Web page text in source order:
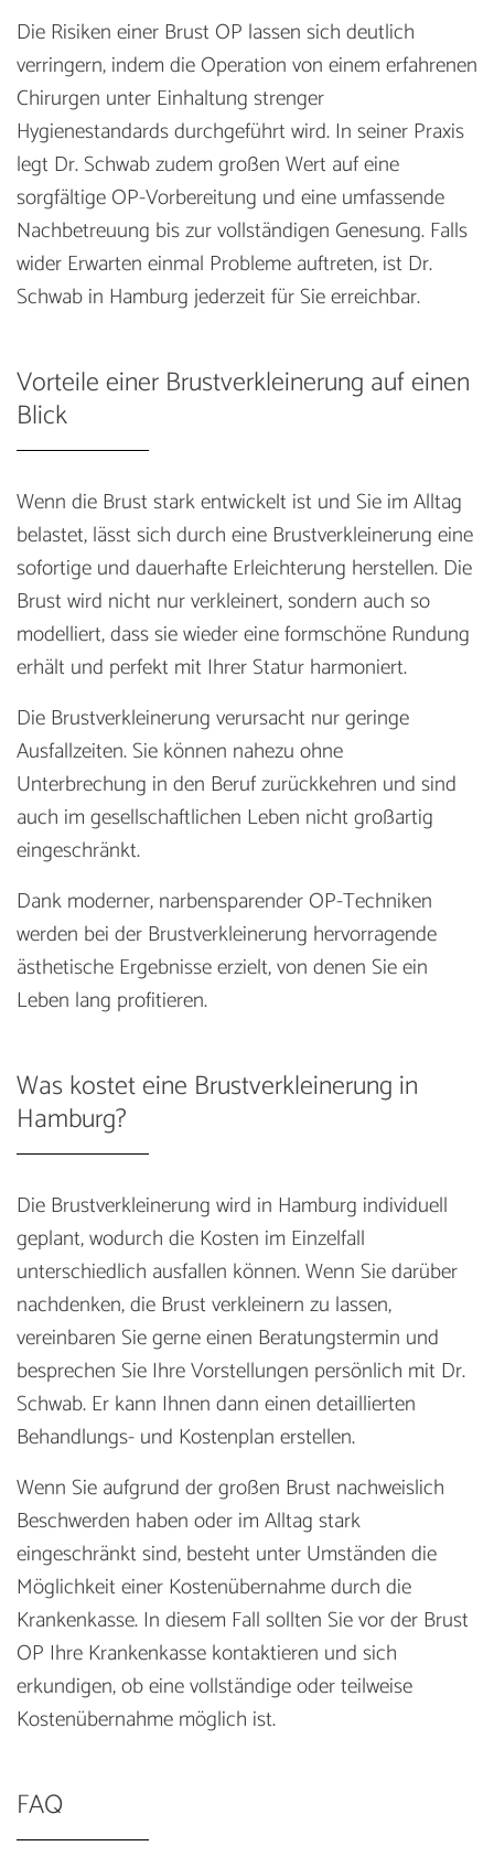
Die Risiken einer Brust OP lassen sich deutlich
verringern, indem die Operation von einem erfahrenen
Chirurgen unter Einhaltung strenger
Hygienestandards durchgeführt wird. In seiner Praxis
legt Dr. Schwab zudem großen Wert auf eine
sorgfältige OP-Vorbereitung und eine umfassende
Nachbetreuung bis zur vollständigen Genesung. Falls
wider Erwarten einmal Probleme auftreten, ist Dr.
Schwab in Hamburg jederzeit für Sie erreichbar.
Vorteile einer Brustverkleinerung auf einen
Blick
Wenn die Brust stark entwickelt ist und Sie im Alltag
belastet, lässt sich durch eine Brustverkleinerung eine
sofortige und dauerhafte Erleichterung herstellen. Die
Brust wird nicht nur verkleinert, sondern auch so
modelliert, dass sie wieder eine formschöne Rundung
erhält und perfekt mit Ihrer Statur harmoniert.
Die Brustverkleinerung verursacht nur geringe
Ausfallzeiten. Sie können nahezu ohne
Unterbrechung in den Beruf zurückkehren und sind
auch im gesellschaftlichen Leben nicht großartig
eingeschränkt.
Dank moderner, narbensparender OP-Techniken
werden bei der Brustverkleinerung hervorragende
ästhetische Ergebnisse erzielt, von denen Sie ein
Leben lang profitieren.
Was kostet eine Brustverkleinerung in
Hamburg?
Die Brustverkleinerung wird in Hamburg individuell
geplant, wodurch die Kosten im Einzelfall
unterschiedlich ausfallen können. Wenn Sie darüber
nachdenken, die Brust verkleinern zu lassen,
vereinbaren Sie gerne einen Beratungstermin und
besprechen Sie Ihre Vorstellungen persönlich mit Dr.
Schwab. Er kann Ihnen dann einen detaillierten
Behandlungs- und Kostenplan erstellen.
Wenn Sie aufgrund der großen Brust nachweislich
Beschwerden haben oder im Alltag stark
eingeschränkt sind, besteht unter Umständen die
Möglichkeit einer Kostenübernahme durch die
Krankenkasse. In diesem Fall sollten Sie vor der Brust
OP Ihre Krankenkasse kontaktieren und sich
erkundigen, ob eine vollständige oder teilweise
Kostenübernahme möglich ist.
FAQ